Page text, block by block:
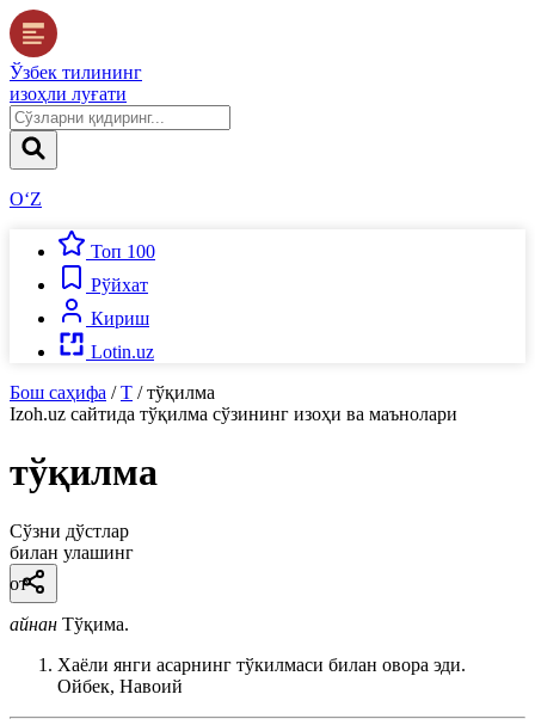
Ўзбек тилининг
изоҳли луғати
O‘Z
Топ 100
Рўйхат
Кириш
Lotin.uz
Бош саҳифа / Т / тўқилма
Izoh.uz сайтида тўқилма сўзининг изоҳи ва маънолари
тўқилма
Сўзни дўстлар
билан улашинг
от
айнан Тўқима.
Хаёли янги асарнинг тўкилмаси билан овора эди.
Ойбек, Навоий